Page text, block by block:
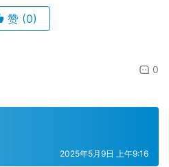
赞 (0)
0
2025年5月9日 上午9:16